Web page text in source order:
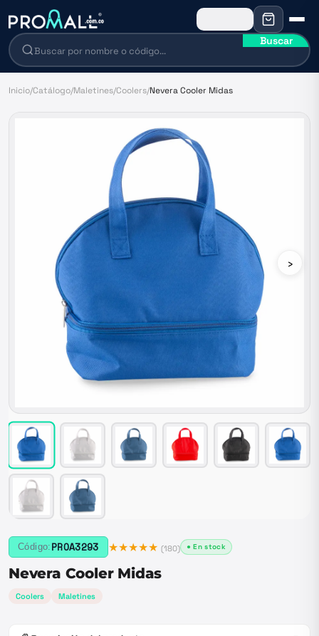
Buscar
Inicio/Catálogo/Maletines/Coolers/Nevera Cooler Midas
›
Código: PROA3293 ★★★★★ (180) ● En stock
Nevera Cooler Midas
Coolers Maletines